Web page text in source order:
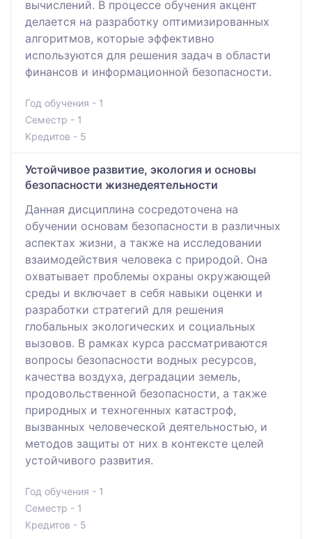
вычислений. В процессе обучения акцент
делается на разработку оптимизированных
алгоритмов, которые эффективно
используются для решения задач в области
финансов и информационной безопасности.
Год обучения - 1
Семестр - 1
Кредитов - 5
Устойчивое развитие, экология и основы
безопасности жизнедеятельности
Данная дисциплина сосредоточена на
обучении основам безопасности в различных
аспектах жизни, а также на исследовании
взаимодействия человека с природой. Она
охватывает проблемы охраны окружающей
среды и включает в себя навыки оценки и
разработки стратегий для решения
глобальных экологических и социальных
вызовов. В рамках курса рассматриваются
вопросы безопасности водных ресурсов,
качества воздуха, деградации земель,
продовольственной безопасности, а также
природных и техногенных катастроф,
вызванных человеческой деятельностью, и
методов защиты от них в контексте целей
устойчивого развития.
Год обучения - 1
Семестр - 1
Кредитов - 5